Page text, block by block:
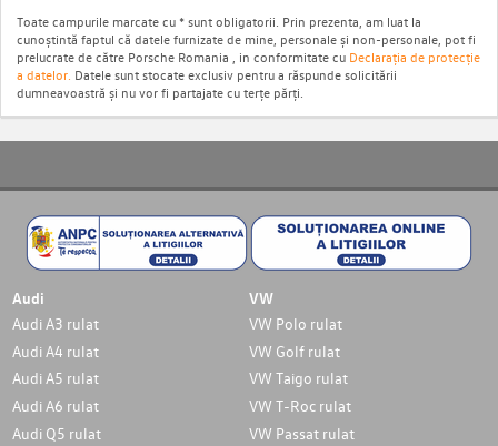
Toate campurile marcate cu * sunt obligatorii. Prin prezenta, am luat la
cunoștintă faptul că datele furnizate de mine, personale și non-personale, pot fi
prelucrate de către Porsche Romania , in conformitate cu Declarația de protecție
a datelor. Datele sunt stocate exclusiv pentru a răspunde solicitării
dumneavoastră și nu vor fi partajate cu terțe părți.
Audi
Audi A3 rulat
Audi A4 rulat
Audi A5 rulat
Audi A6 rulat
Audi Q5 rulat
VW
VW Polo rulat
VW Golf rulat
VW Taigo rulat
VW T-Roc rulat
VW Passat rulat